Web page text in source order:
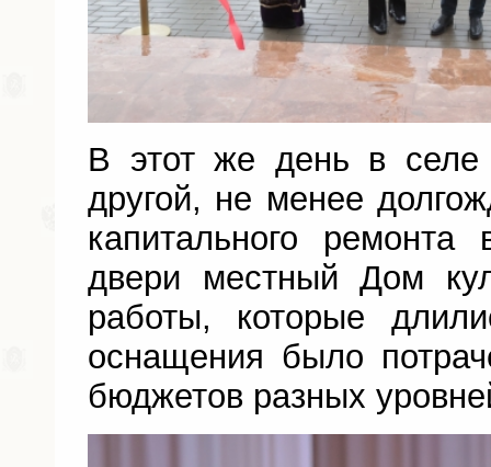
В этот же день в селе
другой, не менее
капитального ремонта
двери местный Дом
работы, которые
оснащения было
бюджетов разных